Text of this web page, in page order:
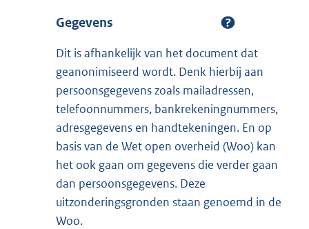
Gegevens
Dit is afhankelijk van het document dat
geanonimiseerd wordt. Denk hierbij aan
persoonsgegevens zoals mailadressen,
telefoonnummers, bankrekeningnummers,
adresgegevens en handtekeningen. En op
basis van de Wet open overheid (Woo) kan
het ook gaan om gegevens die verder gaan
dan persoonsgegevens. Deze
uitzonderingsgronden staan genoemd in de
Woo.